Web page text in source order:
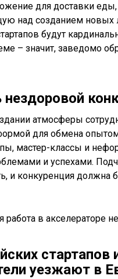
для доставки
над созданием новых
будут
– значит, заведомо
атмосферы
для обмена
мастер-классы и
и успехами.
и конкуренция
уезжают в